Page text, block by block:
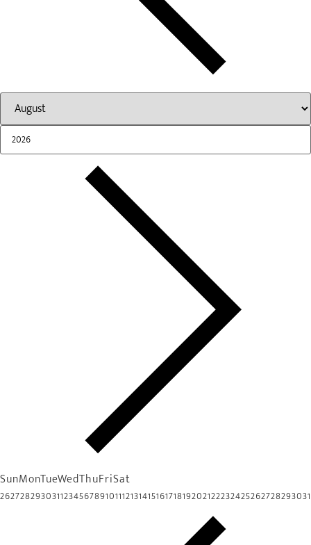
SunMonTueWedThuFriSat
26272829303112345678910111213141516171819202122232425262728293031